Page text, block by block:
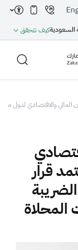
السعوديةكيف تتحقق
المالي والاقتصادي لدول
قرار
المحلاة